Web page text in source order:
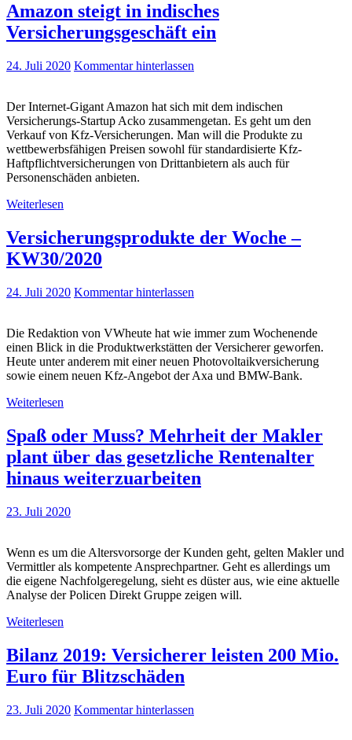
Amazon steigt in indisches
Versicherungsgeschäft ein
24. Juli 2020 Kommentar hinterlassen
Der Internet-Gigant Amazon hat sich mit dem indischen
Versicherungs-Startup Acko zusammengetan. Es geht um den
Verkauf von Kfz-Versicherungen. Man will die Produkte zu
wettbewerbsfähigen Preisen sowohl für standardisierte Kfz-
Haftpflichtversicherungen von Drittanbietern als auch für
Personenschäden anbieten.
Weiterlesen
Versicherungsprodukte der Woche –
KW30/2020
24. Juli 2020 Kommentar hinterlassen
Die Redaktion von VWheute hat wie immer zum Wochenende
einen Blick in die Produktwerkstätten der Versicherer geworfen.
Heute unter anderem mit einer neuen Photovoltaikversicherung
sowie einem neuen Kfz-Angebot der Axa und BMW-Bank.
Weiterlesen
Spaß oder Muss? Mehrheit der Makler
plant über das gesetzliche Rentenalter
hinaus weiterzuarbeiten
23. Juli 2020
Wenn es um die Altersvorsorge der Kunden geht, gelten Makler und
Vermittler als kompetente Ansprechpartner. Geht es allerdings um
die eigene Nachfolgeregelung, sieht es düster aus, wie eine aktuelle
Analyse der Policen Direkt Gruppe zeigen will.
Weiterlesen
Bilanz 2019: Versicherer leisten 200 Mio.
Euro für Blitzschäden
23. Juli 2020 Kommentar hinterlassen